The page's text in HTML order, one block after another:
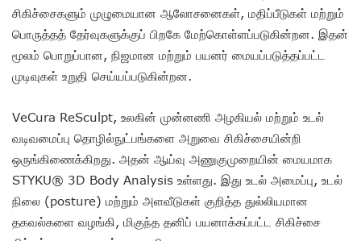
சிகிச்சைகளும் முழுமையான ஆலோசனைகள், மதிப்பீடுகள் மற்றும்
பொருத்தத் தேர்வுகளுக்குப் பிறகே மேற்கொள்ளப்படுகின்றன. இதன்
மூலம் பொறுப்பான, நிஜமான மற்றும் பயனர் மையப்படுத்தப்பட்ட
முடிவுகள் உறுதி செய்யப்படுகின்றன.
VeCura ReSculpt, உலகின் முன்னணி அழகியல் மற்றும் உடல்
வடிவமைப்பு தொழில்நுட்பங்களை அறுவை சிகிச்சையின்றி
ஒருங்கிணைக்கிறது. அதன் ஆய்வு அணுகுமுறையின் மையமாக
STYKU® 3D Body Analysis உள்ளது. இது உடல் அமைப்பு, உடல்
நிலை (posture) மற்றும் அளவீடுகள் குறித்த துல்லியமான
தகவல்களை வழங்கி, மிகுந்த தனிப் பயனாக்கப்பட்ட சிகிச்சை